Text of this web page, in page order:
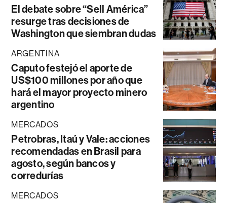
El debate sobre “Sell América”
resurge tras decisiones de
Washington que siembran dudas
ARGENTINA
Caputo festejó el aporte de
US$100 millones por año que
hará el mayor proyecto minero
argentino
MERCADOS
Petrobras, Itaú y Vale: acciones
recomendadas en Brasil para
agosto, según bancos y
corredurías
MERCADOS